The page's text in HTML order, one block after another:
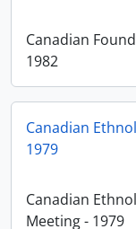
Canadian
1982
Canadian
1979
Canadian
Meeting - 1979